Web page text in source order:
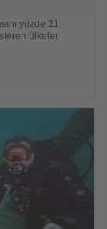
yüzde 21
ülkeler